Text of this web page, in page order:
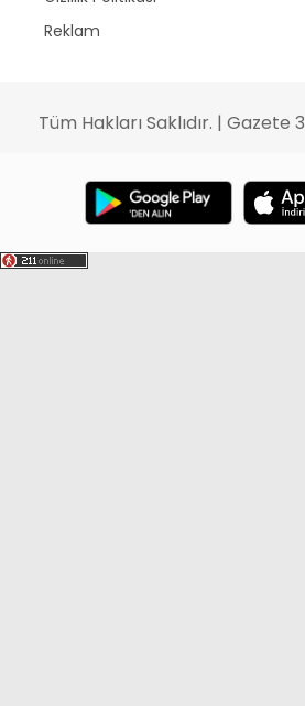
Reklam
Tüm Hakları Saklıdır. | Gazete 3